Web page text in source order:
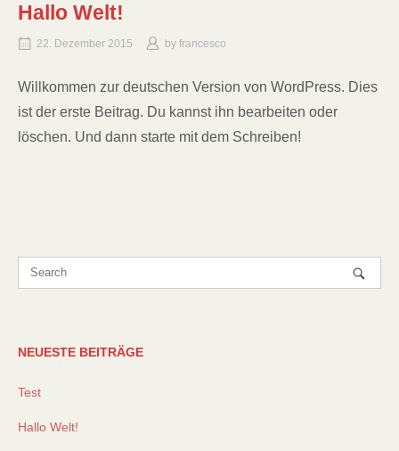
Hallo Welt!
22. Dezember 2015 by francesco
Willkommen zur deutschen Version von WordPress. Dies
ist der erste Beitrag. Du kannst ihn bearbeiten oder
löschen. Und dann starte mit dem Schreiben!
NEUESTE BEITRÄGE
Test
Hallo Welt!